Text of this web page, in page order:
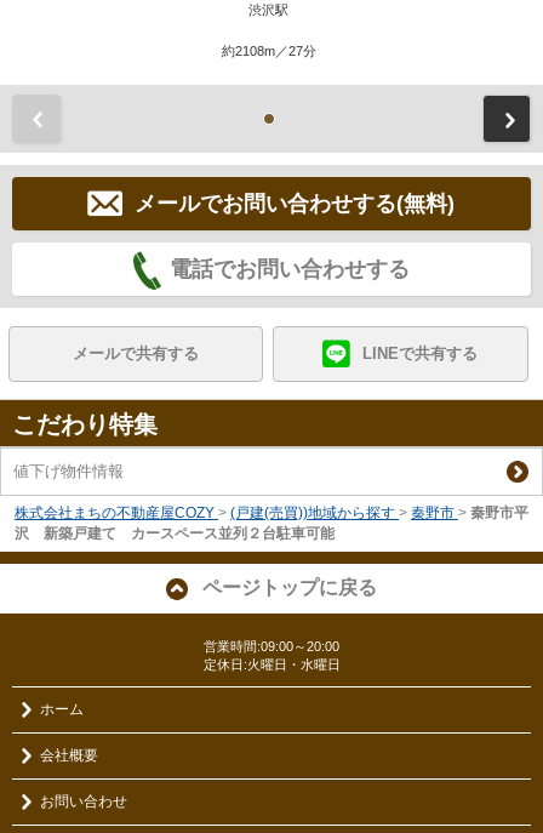
渋沢駅
約2108m／27分
メールでお問い合わせする(無料)
電話でお問い合わせする
メールで共有する LINEで共有する
こだわり特集
値下げ物件情報
株式会社まちの不動産屋COZY > (戸建(売買))地域から探す > 秦野市 > 秦野市平
沢 新築戸建て カースペース並列２台駐車可能
ページトップに戻る
営業時間:09:00～20:00
定休日:火曜日・水曜日
ホーム
会社概要
お問い合わせ